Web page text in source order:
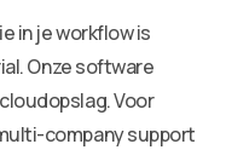
in je workflow is
Onze software
Voor
company support